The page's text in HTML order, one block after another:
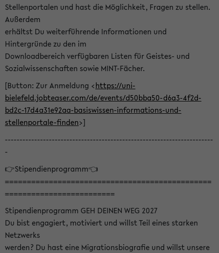
Stellenportalen und hast die Möglichkeit, Fragen zu stellen.
Außerdem
erhältst Du weiterführende Informationen und
Hintergründe zu den im
Downloadbereich verfügbaren Listen für Geistes- und
Sozialwissenschaften sowie MINT-Fächer.
[Button: Zur Anmeldung <https://uni-
bielefeld.jobteaser.com/de/events/d50bba50-d6a3-4f2d-
bd2c-17d4a31e92aa-basiswissen-informations-und-
stellenportale-finden>]
-----------------------------------------------------------------------
-
👉Stipendienprogramm👈
===============================================
=========================
Stipendienprogramm GEH DEINEN WEG 2027
Du bist engagiert, motiviert und willst Teil eines starken
Netzwerks
werden? Du hast eine Migrationsbiografie und willst unsere